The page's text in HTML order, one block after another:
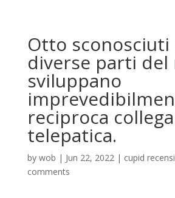
Otto sconosciuti
diverse parti
sviluppano
reciproca
telepatica.
by wob | Jun 22, 2022| cupid
comments